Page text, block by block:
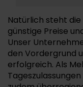
Natürlich steht
günstige Preise
Unser
den Vordergrund
erfolgreich. Als